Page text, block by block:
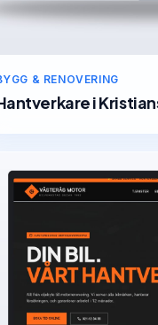
& RENOVERING
i